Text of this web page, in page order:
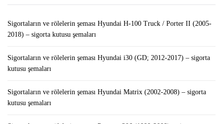
Sigortaların ve rölelerin şeması Hyundai H-100 Truck / Porter II (2005-
2018) – sigorta kutusu şemaları
Sigortaların ve rölelerin şeması Hyundai i30 (GD; 2012-2017) – sigorta
kutusu şemaları
Sigortaların ve rölelerin şeması Hyundai Matrix (2002-2008) – sigorta
kutusu şemaları